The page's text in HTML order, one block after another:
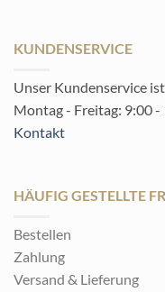
KUNDENSERVICE
Unser Kundenservice
Montag - Freitag: 9:00
Kontakt
HÄUFIG GESTELLTE
Bestellen
Zahlung
Versand & Lieferung